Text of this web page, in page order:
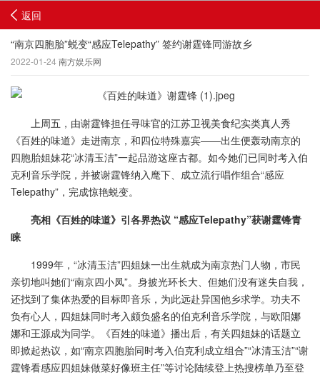
返回
“南京四胞胎”蜕变“感应Telepathy” 签约谢霆锋同游故乡
2022-01-24 南方娱乐网
上周五，由谢霆锋担任寻味官的江苏卫视美食纪实类真人秀
《百姓的味道》走进南京，和四位特殊嘉宾——出生便轰动南京的
四胞胎姐妹花“冰清玉洁”一起品游这座古都。如今她们已同时考入伯
克利音乐学院，并被谢霆锋纳入麾下、成立流行唱作组合“感应
Telepathy”，完成惊艳蜕变。
亮相《百姓的味道》引各界热议 “感应Telepathy”获谢霆锋青
睐
1999年，“冰清玉洁”四姐妹一出生就成为南京热门人物，市民
亲切地叫她们“南京四小凤”。身披光环长大、但她们没有迷失自我，
还找到了集体热爱的目标即音乐，为此远赴异国他乡求学。功夫不
负有心人，四姐妹同时考入颇负盛名的伯克利音乐学院，与欧阳娜
娜和王源成为同学。《百姓的味道》播出后，有关四姐妹的话题立
即掀起热议，如“南京四胞胎同时考入伯克利成立组合”“冰清玉洁”“谢
霆锋看感应四姐妹做菜好像班主任”等讨论陆续登上热搜榜单乃至登